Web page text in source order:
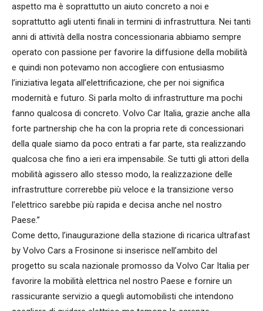
aspetto ma è soprattutto un aiuto concreto a noi e
soprattutto agli utenti finali in termini di infrastruttura. Nei tanti
anni di attività della nostra concessionaria abbiamo sempre
operato con passione per favorire la diffusione della mobilità
e quindi non potevamo non accogliere con entusiasmo
l’iniziativa legata all’elettrificazione, che per noi significa
modernità e futuro. Si parla molto di infrastrutture ma pochi
fanno qualcosa di concreto. Volvo Car Italia, grazie anche alla
forte partnership che ha con la propria rete di concessionari
della quale siamo da poco entrati a far parte, sta realizzando
qualcosa che fino a ieri era impensabile. Se tutti gli attori della
mobilità agissero allo stesso modo, la realizzazione delle
infrastrutture correrebbe più veloce e la transizione verso
l’elettrico sarebbe più rapida e decisa anche nel nostro
Paese.”
Come detto, l’inaugurazione della stazione di ricarica ultrafast
by Volvo Cars a Frosinone si inserisce nell’ambito del
progetto su scala nazionale promosso da Volvo Car Italia per
favorire la mobilità elettrica nel nostro Paese e fornire un
rassicurante servizio a quegli automobilisti che intendono